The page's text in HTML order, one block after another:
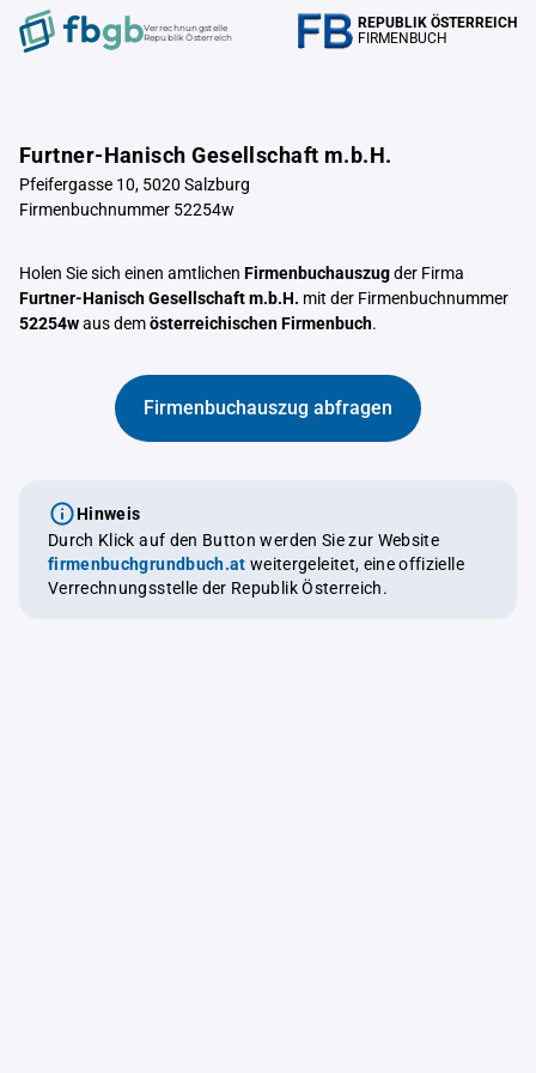
Verrechnungstelle
Republik Österreich
REPUBLIK ÖSTERREICH
FIRMENBUCH
Furtner-Hanisch Gesellschaft m.b.H.
Pfeifergasse 10, 5020 Salzburg
Firmenbuchnummer 52254w
Holen Sie sich einen amtlichen Firmenbuchauszugder Firma
Furtner-Hanisch Gesellschaft m.b.H. mit der Firmenbuchnummer
52254waus demösterreichischen Firmenbuch.
Firmenbuchauszug abfragen
Hinweis
Durch Klick auf den Button werden Sie zur Website
firmenbuchgrundbuch.at weitergeleitet, eine offizielle
Verrechnungsstelle der Republik Österreich.